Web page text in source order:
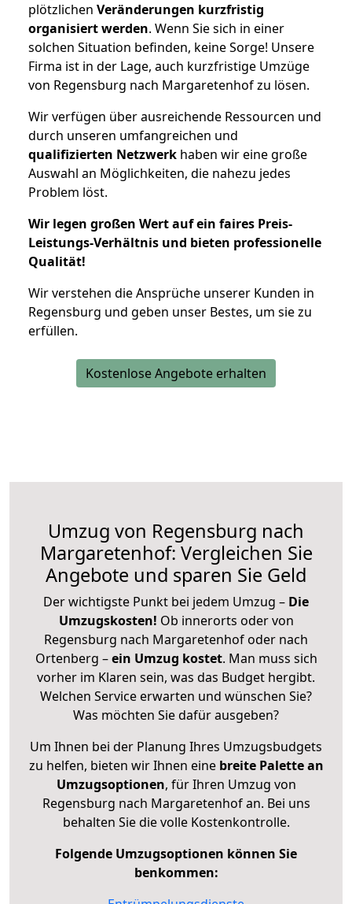
plötzlichen Veränderungen kurzfristig
organisiert werden. Wenn Sie sich in einer
solchen Situation befinden, keine Sorge! Unsere
Firma ist in der Lage, auch kurzfristige Umzüge
von Regensburg nach Margaretenhof zu lösen.
Wir verfügen über ausreichende Ressourcen und
durch unseren umfangreichen und
qualifizierten Netzwerk haben wir eine große
Auswahl an Möglichkeiten, die nahezu jedes
Problem löst.
Wir legen großen Wert auf ein faires Preis-
Leistungs-Verhältnis und bieten professionelle
Qualität!
Wir verstehen die Ansprüche unserer Kunden in
Regensburg und geben unser Bestes, um sie zu
erfüllen.
Kostenlose Angebote erhalten
Umzug von Regensburg nach
Margaretenhof: Vergleichen Sie
Angebote und sparen Sie Geld
Der wichtigste Punkt bei jedem Umzug – Die
Umzugskosten! Ob innerorts oder von
Regensburg nach Margaretenhof oder nach
Ortenberg –ein Umzug kostet. Man muss sich
vorher im Klaren sein, was das Budget hergibt.
Welchen Service erwarten und wünschen Sie?
Was möchten Sie dafür ausgeben?
Um Ihnen bei der Planung Ihres Umzugsbudgets
zu helfen, bieten wir Ihnen eine breite Palette an
Umzugsoptionen, für Ihren Umzug von
Regensburg nach Margaretenhof an. Bei uns
behalten Sie die volle Kostenkontrolle.
Folgende Umzugsoptionen können Sie
benkommen: